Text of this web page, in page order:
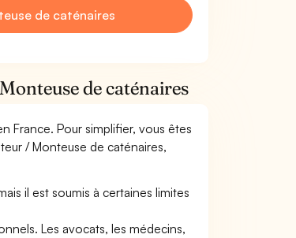
de caténaires
de caténaires
France. Pour simplifier, vous êtes
/ Monteuse de caténaires,
il est soumis à certaines limites
Les avocats, les médecins,